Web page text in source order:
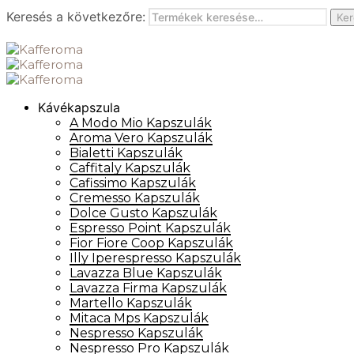
Keresés a következőre:
Kávékapszula
A Modo Mio Kapszulák
Aroma Vero Kapszulák
Bialetti Kapszulák
Caffitaly Kapszulák
Cafissimo Kapszulák
Cremesso Kapszulák
Dolce Gusto Kapszulák
Espresso Point Kapszulák
Fior Fiore Coop Kapszulák
Illy Iperespresso Kapszulák
Lavazza Blue Kapszulák
Lavazza Firma Kapszulák
Martello Kapszulák
Mitaca Mps Kapszulák
Nespresso Kapszulák
Nespresso Pro Kapszulák